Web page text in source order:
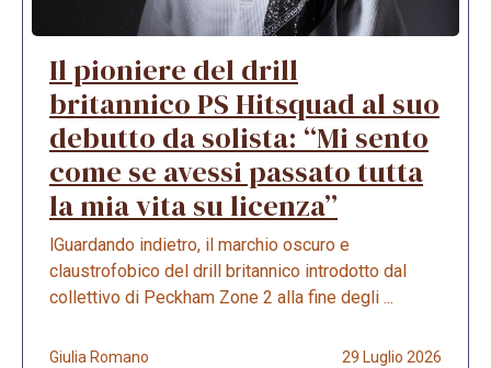
Il pioniere del drill
britannico PS Hitsquad al suo
debutto da solista: “Mi sento
come se avessi passato tutta
la mia vita su licenza”
lGuardando indietro, il marchio oscuro e
claustrofobico del drill britannico introdotto dal
collettivo di Peckham Zone 2 alla fine degli ...
Giulia Romano 29 Luglio 2026